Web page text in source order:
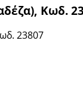
Κωδ.
23807